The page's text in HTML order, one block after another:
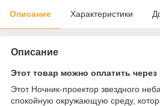
Описание Характеристики
Описание
Этот товар можно оплатить через
Этот Ночник-проектор звездного
спокойную окружающую среду,